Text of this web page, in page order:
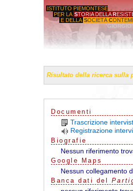
ISTITUTO PIEMONTESE
PER LA STORIA DELLA R
E DELLA SOCIETÀ C
'GIORGIO
Risultato della ricerca sulla
Documenti
Trascrizione
Registrazione
Biografie
Nessun riferimento
G oo g e Maps
Nessun collegamento
Banca dati del